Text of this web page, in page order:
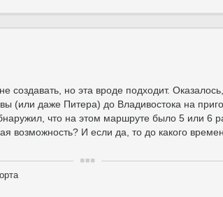
создавать, но эта вроде подходит.
(или даже Питера) до Владивостока на
что на этом маршруте было 5 или 6
возможность? И если да, то до какого